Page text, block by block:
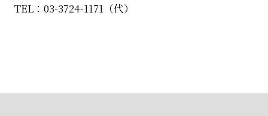
TEL：03-3724-1171（代）